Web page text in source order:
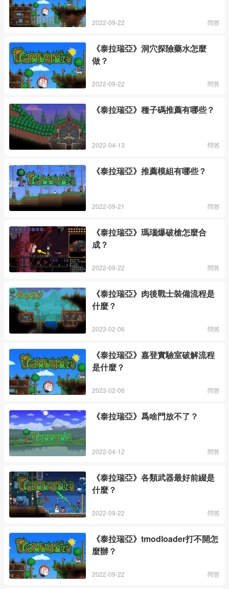
2022-09-22 問答
《泰拉瑞亞》洞穴探險藥水怎麼
做？
2022-09-22 問答
《泰拉瑞亞》種子碼推薦有哪些？
2022-04-13 問答
《泰拉瑞亞》推薦模組有哪些？
2022-09-21 問答
《泰拉瑞亞》瑪瑙爆破槍怎麼合
成？
2022-09-22 問答
《泰拉瑞亞》肉後戰士裝備流程是
什麼？
2023-02-06 問答
《泰拉瑞亞》嘉登實驗室破解流程
是什麼？
2023-02-06 問答
《泰拉瑞亞》爲啥門放不了？
2022-04-12 問答
《泰拉瑞亞》各類武器最好前綴是
什麼？
2022-09-22 問答
《泰拉瑞亞》tmodloader打不開怎
麼辦？
2022-09-22 問答